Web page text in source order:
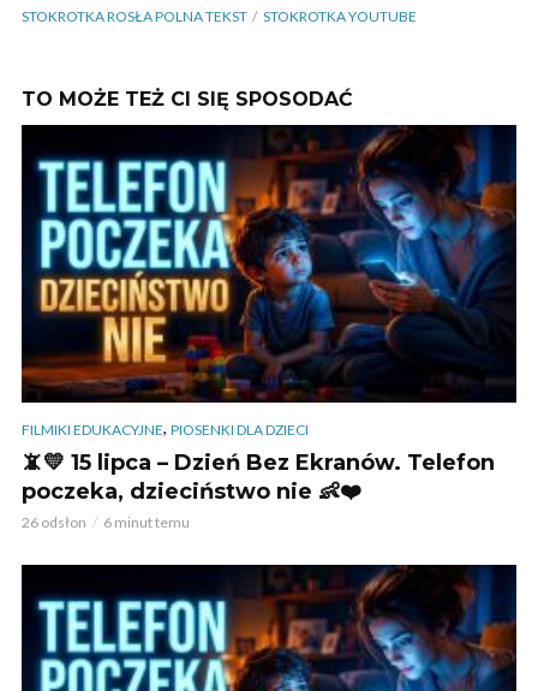
STOKROTKA ROSŁA POLNA TEKST
STOKROTKA YOUTUBE
TO MOŻE TEŻ CI SIĘ SPOSODAĆ
FILMIKI EDUKACYJNE, PIOSENKI DLA DZIECI
📵💛 15 lipca – Dzień Bez Ekranów. Telefon
poczeka, dzieciństwo nie 👶❤️
26 odsłon 6 minut temu